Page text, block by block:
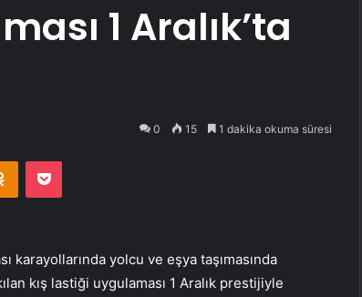
1 Aralık’ta
0 15 1 dakika okuma süresi
Odnoklassniki
Pocket
karayollarında yolcu ve eşya taşımasında
kış lastiği uygulaması 1 Aralık prestijiyle